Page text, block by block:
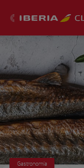
Gastronomía